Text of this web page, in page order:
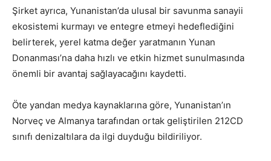
Şirket ayrıca, Yunanistan’da ulusal bir savunma sanayii
ekosistemi kurmayı ve entegre etmeyi hedeflediğini
belirterek, yerel katma değer yaratmanın Yunan
Donanması’na daha hızlı ve etkin hizmet sunulmasında
önemli bir avantaj sağlayacağını kaydetti.
Öte yandan medya kaynaklarına göre, Yunanistan’ın
Norveç ve Almanya tarafından ortak geliştirilen 212CD
sınıfı denizaltılara da ilgi duyduğu bildiriliyor.